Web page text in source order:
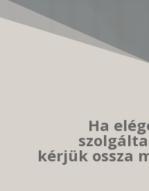
Ha
kérjük ossza